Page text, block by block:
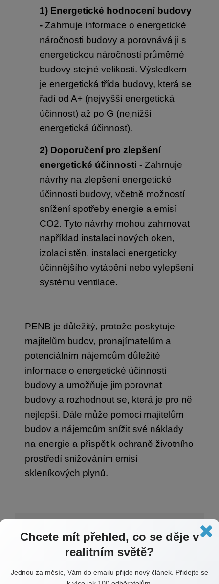
1) Energetické hodnocení budovy
- Zahrnuje informace o energetické
náročnosti budovy a porovnává ji s
energetickou náročností průměrné
budovy stejné velikosti. Výsledkem
je energetická třída budovy, která se
řadí od A+ (nejvyšší energetická
účinnost) až po G (nejnižší
energetická účinnost).
2) Doporučení pro zlepšení
energetické účinnosti - Zahrnuje
návrhy na zlepšení energetické
účinnosti budovy, včetně možností
snížení spotřeby energie a emisí
CO2. Tyto návrhy mohou zahrnovat
například instalaci nových oken,
izolaci stěn, instalaci energeticky
účinnějšího vytápění nebo vylepšení
systému ventilace.
PENB je důležitý, protože poskytuje
majitelům budov, pronajímatelům a
potenciálním nájemcům důležité
informace o energetické účinnosti
budovy a umožňuje jim porovnat
budovy a rozhodnout se, která je pro ně
nejlepší. Dále může pomoci majitelům
budov a nájemcům snížit své náklady
na energie a přispět k ochraně životního
prostředí snižováním emisí
skleníkových plynů.
Chcete mít přehled, co se děje v
realitním světě?
Jednou za měsíc, Vám do emailu přijde nový článek. Přidejte se